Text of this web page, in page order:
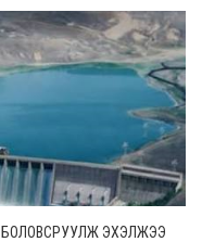
БОЛОВСРУУЛЖ ЭХЭЛЖЭЭ